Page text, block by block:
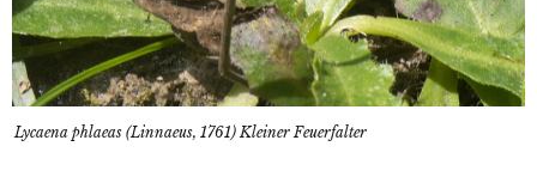
Lycaena phlaeas (Linnaeus, 1761) Kleiner Feuerfalter